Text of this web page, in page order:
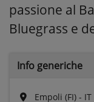
passione al
Bluegrass e
Info generiche
Empoli (FI) - IT